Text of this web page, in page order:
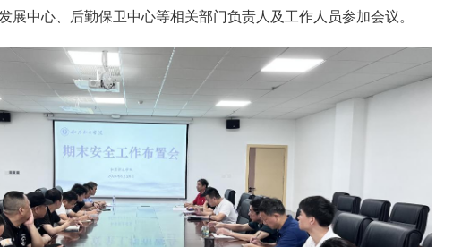
中心、后勤保卫中心等相关部门负责人及工作人员参加会议。